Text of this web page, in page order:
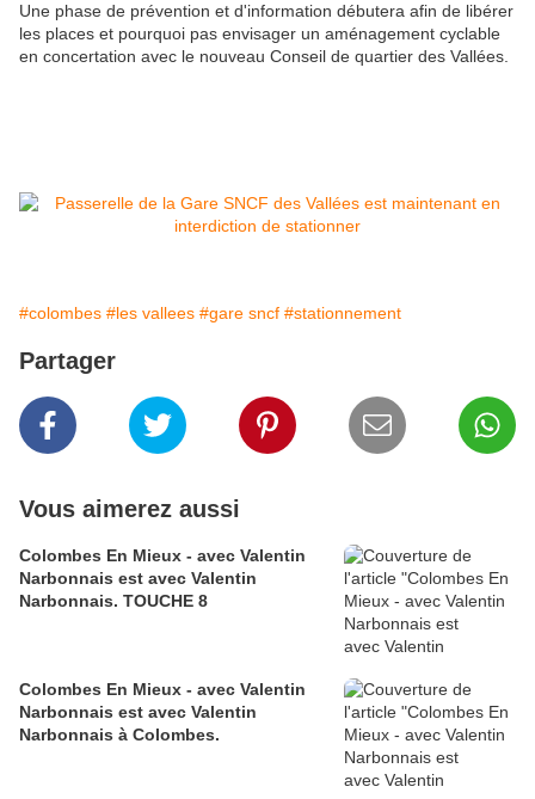
Une phase de prévention et d'information débutera afin de libérer
les places et pourquoi pas envisager un aménagement cyclable
en concertation avec le nouveau Conseil de quartier des Vallées.
#colombes #les vallees #gare sncf #stationnement
Partager
Vous aimerez aussi
Colombes En Mieux - avec Valentin
Narbonnais est avec Valentin
Narbonnais. TOUCHE 8
Colombes En Mieux - avec Valentin
Narbonnais est avec Valentin
Narbonnais à Colombes.